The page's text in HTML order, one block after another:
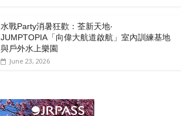
水戰Party消暑狂歡：荃新天地‧
JUMPTOPIA「向偉大航道啟航」室內訓練基地
與戶外水上樂園
June 23, 2026